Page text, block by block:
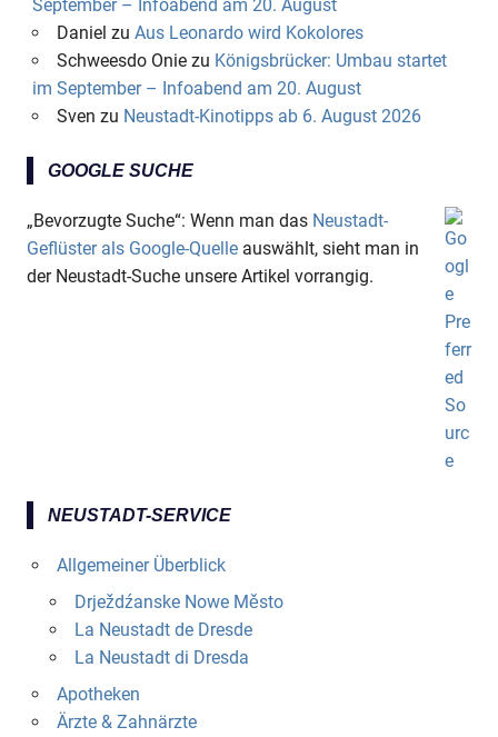
September – Infoabend am 20. August
Daniel zu Aus Leonardo wird Kokolores
Schweesdo Oniezu Königsbrücker: Umbau startet
im September – Infoabend am 20. August
Sven zu Neustadt-Kinotipps ab 6. August 2026
GOOGLE SUCHE
„Bevorzugte Suche“: Wenn man das Neustadt-
Geflüster als Google-Quelle auswählt, sieht man in
der Neustadt-Suche unsere Artikel vorrangig.
NEUSTADT-SERVICE
Allgemeiner Überblick
Drježdźanske Nowe Město
La Neustadt de Dresde
La Neustadt di Dresda
Apotheken
Ärzte & Zahnärzte